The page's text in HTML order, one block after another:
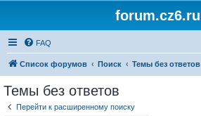
forum.cz6.ru
FAQ
Список форумов Поиск Темы без ответов
Темы без ответов
Перейти к расширенному поиску